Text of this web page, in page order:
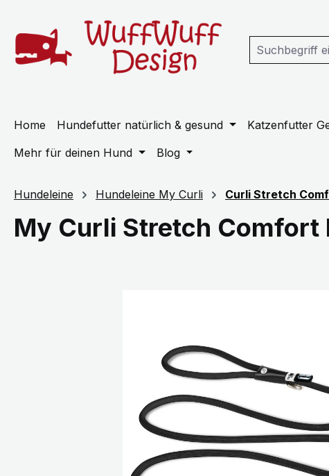
Home Hundefutter natürlich & gesund Katzenfutter
Mehr für deinen Hund
Blog
Hundeleine Hundeleine My Curli Curli Stretch
My Curli Stretch Comfort